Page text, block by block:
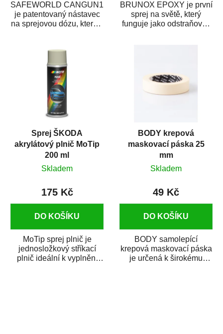
SAFEWORLD CANGUN1
je patentovaný nástavec
na sprejovou dózu, který ji
BRUNOX EPOXY je první
sprej na světě, který
funguje jako odstraňovač
Sprej ŠKODA
akrylátový plnič MoTip
200 ml
Skladem
175 Kč
DO KOŠÍKU
MoTip sprej plnič je
jednosložkový stříkací
plnič ideální k vyplnění
BODY krepová
maskovací páska 25
mm
Skladem
49 Kč
DO KOŠÍKU
BODY samolepící
krepová maskovací páska
je určená k širokému